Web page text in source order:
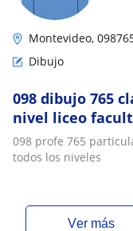
Montevideo,
Dibujo
098 dibujo 765
nivel liceo
urbanismo
3d autodesk
098 profe 765
todos los niveles
ver más